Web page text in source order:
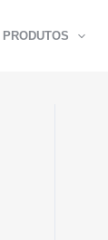
PRODUTOS